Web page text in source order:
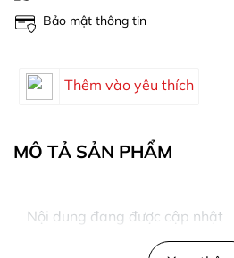
Bảo mật thông tin
Thêm vào yêu thích
MÔ TẢ SẢN PHẨM
Nội dung đang được cập nhật